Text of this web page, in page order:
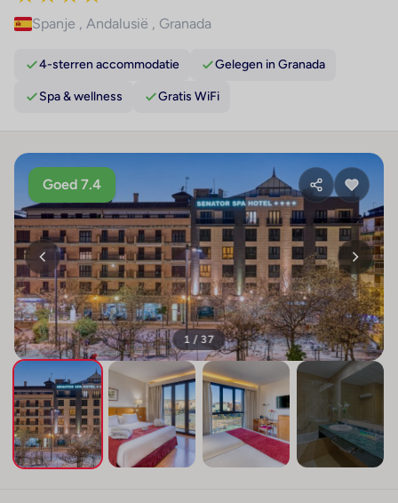
Spanje , Andalusië , Granada
4-sterren accommodatie Gelegen in Granada
Spa & wellness Gratis WiFi
Goed 7.4
1 / 37